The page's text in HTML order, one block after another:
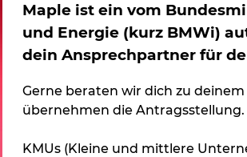
Maple ist ein vom
und Energie (kurz BMWi)
dein Ansprechpartner für
Gerne beraten wir dich zu
übernehmen die Antragsstellung.
KMUs (Kleine und mittlere